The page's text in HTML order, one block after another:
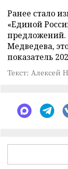
Ранее стало
«Единой
Медведева,
показатель
Текст: Алексей